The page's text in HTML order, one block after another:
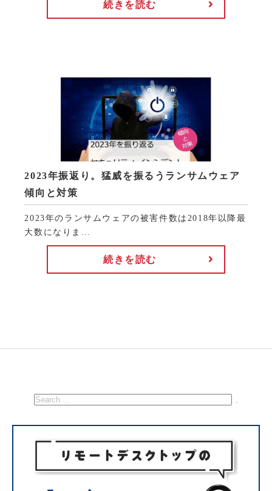
続きを読む
2023年振返り。猛威を振るうランサムウェア
傾向と対策
2023年のランサムウェアの被害件数は2018年以降最
大数になりま…
続きを読む